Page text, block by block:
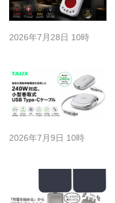
2026年7月28日 10時
2026年7月9日 10時